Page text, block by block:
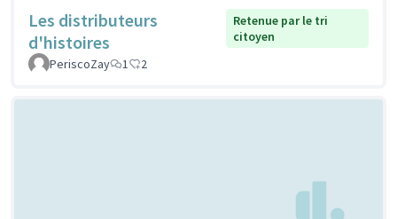
Les distributeurs
d'histoires
Retenue par le tri
citoyen
PeriscoZay
1 2